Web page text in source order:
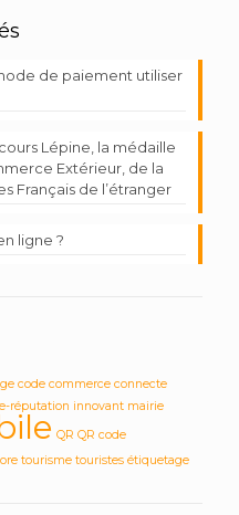
de paiement utiliser
Lépine, la médaille
Extérieur, de la
Français de l’étranger
ligne ?
code commerce connecte
e-réputation innovant mairie
QR QR code
tourisme touristes étiquetage